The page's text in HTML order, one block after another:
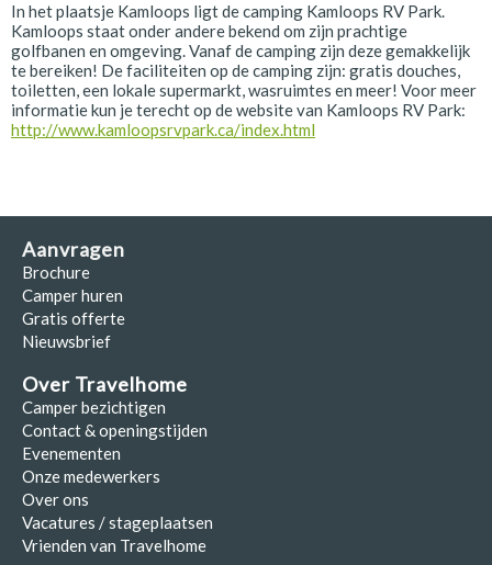
In het plaatsje Kamloops ligt de camping Kamloops RV Park.
Kamloops staat onder andere bekend om zijn prachtige
golfbanen en omgeving. Vanaf de camping zijn deze gemakkelijk
te bereiken! De faciliteiten op de camping zijn: gratis douches,
toiletten, een lokale supermarkt, wasruimtes en meer! Voor meer
informatie kun je terecht op de website van Kamloops RV Park:
http://www.kamloopsrvpark.ca/index.html
Aanvragen
Brochure
Camper huren
Gratis offerte
Nieuwsbrief
Over Travelhome
Camper bezichtigen
Contact & openingstijden
Evenementen
Onze medewerkers
Over ons
Vacatures / stageplaatsen
Vrienden van Travelhome